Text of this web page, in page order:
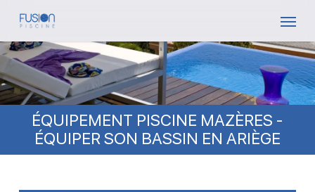
Skip
main
content
ÉQUIPEMENT PISCINE MAZÈRES -
ÉQUIPER SON BASSIN EN ARIÈGE